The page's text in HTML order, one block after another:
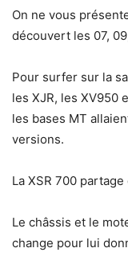
On ne vous
découvert les 07,
Pour surfer sur la
les XJR, les XV950
les bases MT
versions.
La XSR 700
Le châssis et le
change pour lui